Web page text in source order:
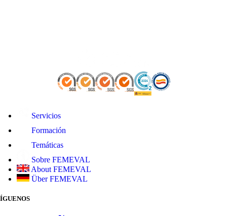
Servicios
Formación
Temáticas
Sobre FEMEVAL
About FEMEVAL
Über FEMEVAL